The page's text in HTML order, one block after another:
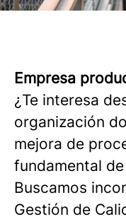
Empresa
¿Te interesa
organización
mejora de
fundamental
Buscamos
Gestión de